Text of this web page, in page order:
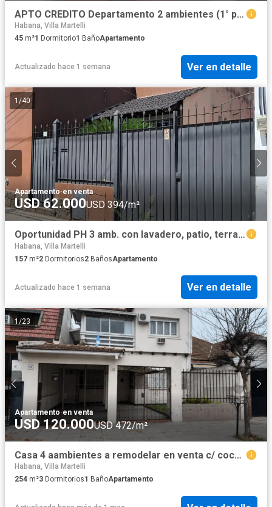
APTO CREDITO Departamento 2 ambientes (1° piso x escalera) en venta en Coghlan
Habana, Villa Martelli
45 m²1 Dormitorio1 BañoApartamento
Actualizado hace 1 semana Ver en detalle
1 /40
Apartamento·en venta
USD 62.000USD 394/m²
Oportunidad PH 3 amb. con lavadero, patio, terraza y garage en Villa Libertad
Habana, Villa Martelli
157 m²2 Dormitorios2 BañosApartamento
Actualizado hace 1 semana Ver en detalle
1 /23
Apartamento·en venta
USD 120.000USD 472/m²
Casa 4 aambientes a remodelar en venta c/ cochera en Villa San Andrés
Habana, Villa Martelli
254 m²3 Dormitorios1 BañoApartamento